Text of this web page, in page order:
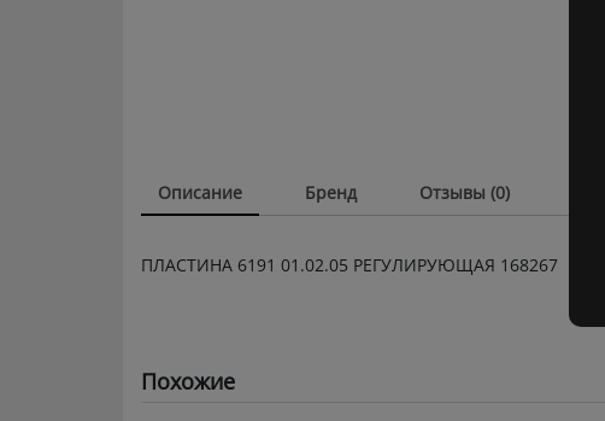
Описание Бренд Отзывы (0)
ПЛАСТИНА 6191 01.02.05 РЕГУЛИРУЮЩАЯ 168267
Похожие